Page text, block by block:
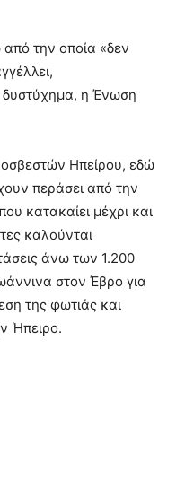
την οποία «δεν
δυστύχημα, η Ένωση
Ηπείρου, εδώ
περάσει από την
κατακαίει μέχρι και
καλούνται
άνω των 1.200
στον Έβρο για
της φωτιάς και
Ήπειρο.